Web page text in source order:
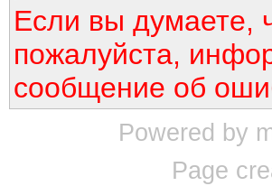
Если вы думаете,
пожалуйста,
сообщение об
Powered by
Page